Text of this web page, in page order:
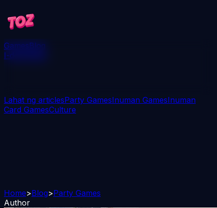
GamesBlog
I-download
Lahat ng articlesParty GamesInuman GamesInuman
Card GamesCulture
Home>Blog>Party Games
Author